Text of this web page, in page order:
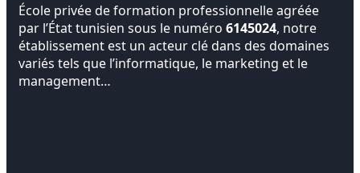
École privée de formation professionnelle agréée
par l’État tunisien sous le numéro 6145024, notre
établissement est un acteur clé dans des domaines
variés tels que l’informatique, le marketing et le
management…